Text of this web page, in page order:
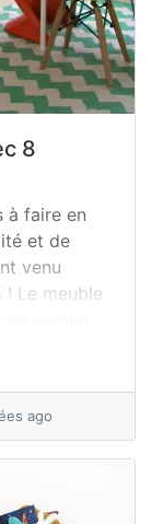
8
à faire en
et de
venu
! Le meuble
une
more
ago